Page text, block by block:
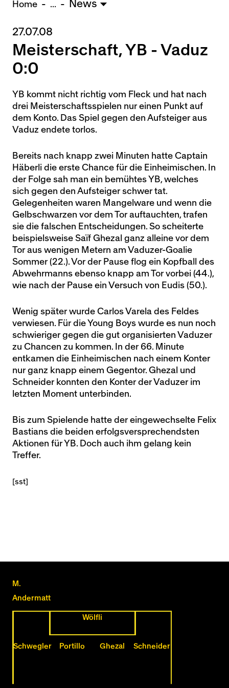
U15 - TOBE *
10:0
Nachwuchs Frauen
Ostermundigen - FU20 *
1:2
FU16 - Team AFF/FFV *
Wyler - FU14
1:0
* = Testspiel / (C) = Cupspiel
Home ... News
27.07.08
Meisterschaft, YB - Vaduz
0:0
YB kommt nicht richtig vom Fleck und hat nach
drei Meisterschaftsspielen nur einen Punkt auf
dem Konto. Das Spiel gegen den Aufsteiger aus
Vaduz endete torlos.
Bereits nach knapp zwei Minuten hatte Captain
Häberli die erste Chance für die Einheimischen. In
der Folge sah man ein bemühtes YB, welches
sich gegen den Aufsteiger schwer tat.
Gelegenheiten waren Mangelware und wenn die
Gelbschwarzen vor dem Tor auftauchten, trafen
sie die falschen Entscheidungen. So scheiterte
beispielsweise Saïf Ghezal ganz alleine vor dem
Tor aus wenigen Metern am Vaduzer-Goalie
Sommer (22.). Vor der Pause flog ein Kopfball des
Abwehrmanns ebenso knapp am Tor vorbei (44.),
wie nach der Pause ein Versuch von Eudis (50.).
Wenig später wurde Carlos Varela des Feldes
verwiesen. Für die Young Boys wurde es nun noch
schwieriger gegen die gut organisierten Vaduzer
zu Chancen zu kommen. In der 66. Minute
entkamen die Einheimischen nach einem Konter
nur ganz knapp einem Gegentor. Ghezal und
Schneider konnten den Konter der Vaduzer im
letzten Moment unterbinden.
Bis zum Spielende hatte der eingewechselte Felix
Bastians die beiden erfolgsversprechendsten
Aktionen für YB. Doch auch ihm gelang kein
Treffer.
[sst]
M.
Andermatt
Wölfli
Schwegler Portillo Ghezal Schneider